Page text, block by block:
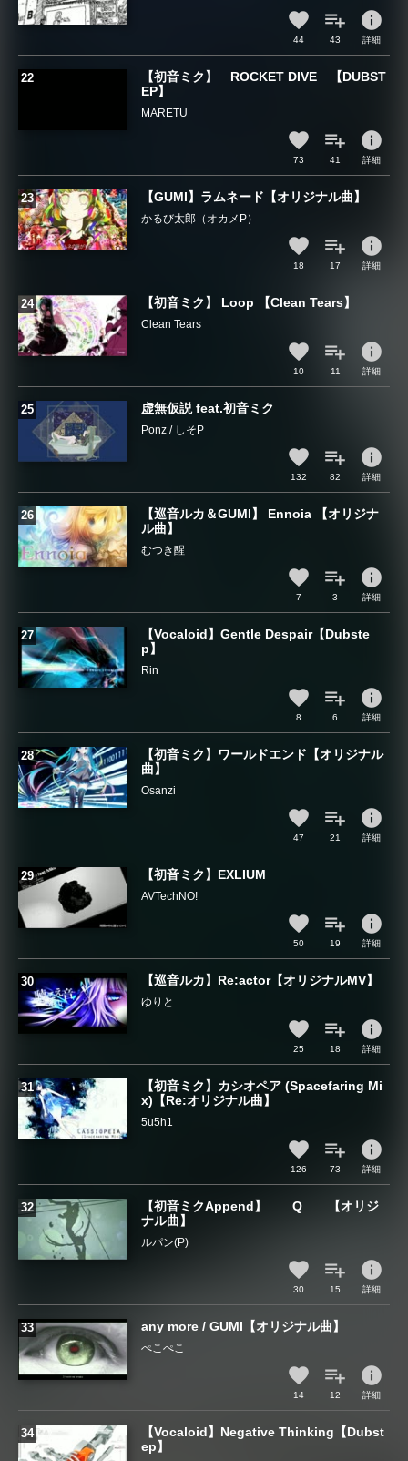
44 43
info
詳細
【初音ミク】 ROCKET DIVE 【DUBST
EP】
MARETU
73 41
info
詳細
【GUMI】ラムネード【オリジナル曲】
かるび太郎（オカメP）
18 17
info
詳細
【初音ミク】 Loop 【Clean Tears】
Clean Tears
10 11
info
詳細
虚無仮説 feat.初音ミク
Ponz / しそP
132 82
info
詳細
【巡音ルカ＆GUMI】 Ennoia 【オリジナ
ル曲】
むつき醒
7 3
info
詳細
【Vocaloid】Gentle Despair【Dubste
p】
Rin
8 6
info
詳細
【初音ミク】ワールドエンド【オリジナル
曲】
Osanzi
47 21
info
詳細
【初音ミク】EXLIUM
AVTechNO!
50 19
info
詳細
【巡音ルカ】Re:actor【オリジナルMV】
ゆりと
25 18
info
詳細
【初音ミク】カシオペア (Spacefaring Mi
x)【Re:オリジナル曲】
5u5h1
126 73
info
詳細
【初音ミクAppend】 Q 【オリジ
ナル曲】
ルパン(P)
30 15
info
詳細
any more / GUMI【オリジナル曲】
ぺこぺこ
14 12
info
詳細
【Vocaloid】Negative Thinking【Dubst
ep】